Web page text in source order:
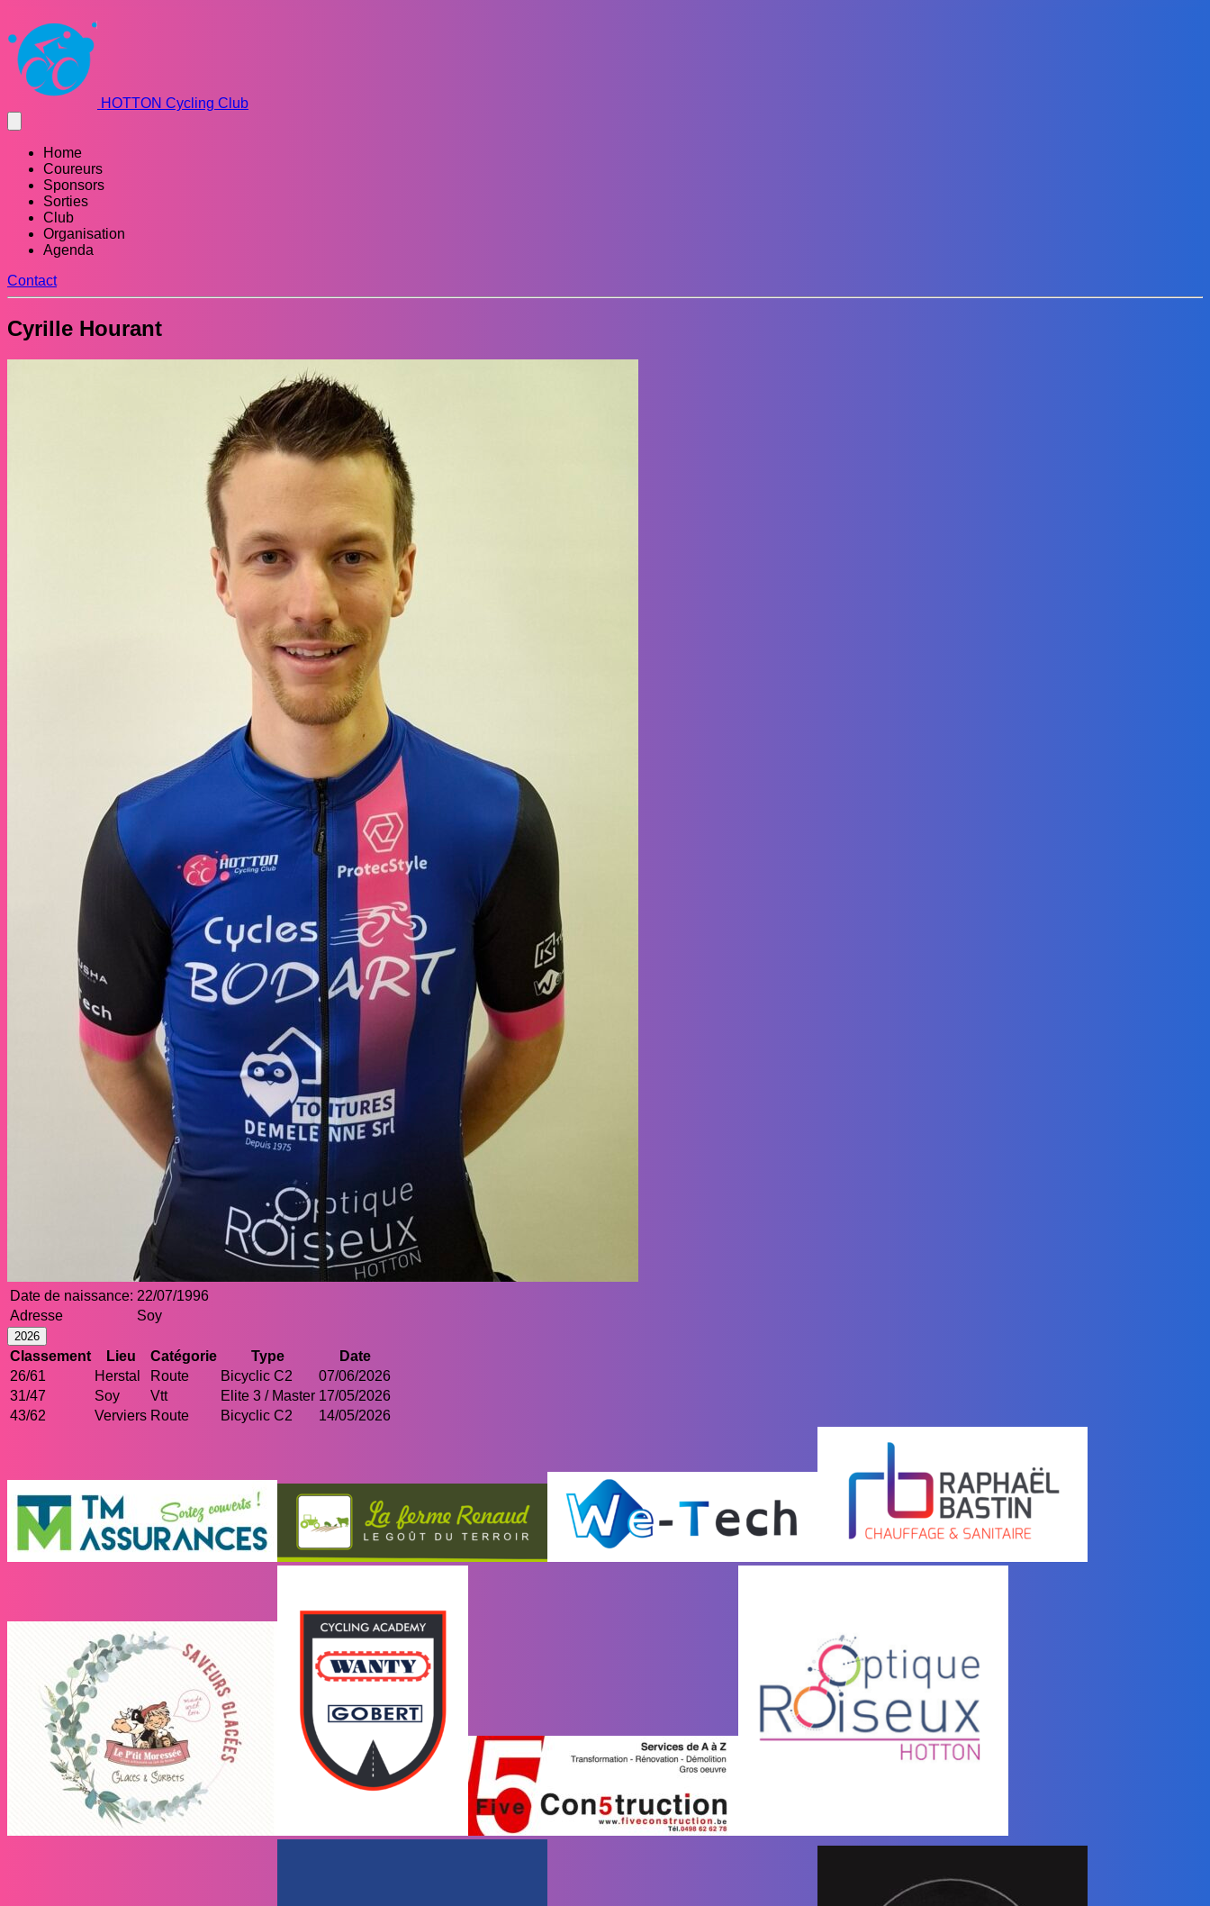
HOTTON Cycling Club
Home
Coureurs
Sponsors
Sorties
Club
Organisation
Agenda
Contact
Cyrille Hourant
Date de naissance: 22/07/1996
Adresse
Soy
2026
Classement Lieu Catégorie Type
Date
26/61
Herstal Route Bicyclic C2
07/06/2026
31/47
Soy Vtt Elite 3 / Master 17/05/2026
43/62
Verviers Route Bicyclic C2 14/05/2026